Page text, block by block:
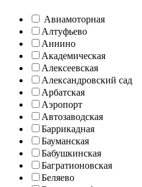
Авиамоторная
Алтуфьево
Аннино
Академическая
Алексеевская
Александровский сад
Арбатская
Аэропорт
Автозаводская
Баррикадная
Бауманская
Бабушкинская
Багратионовская
Беляево